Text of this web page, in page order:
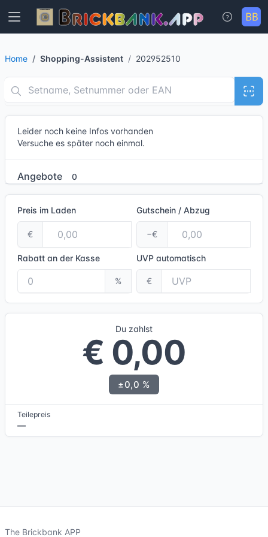
Home Shopping-Assistent 202952510
Leider noch keine Infos vorhanden
Versuche es später noch einmal.
Angebote 0
Preis im Laden
€
Gutschein / Abzug
−€
Rabatt an der Kasse
%
UVP automatisch
€
Du zahlst
€ 0,00
±0,0 %
Teilepreis
—
The Brickbank APP